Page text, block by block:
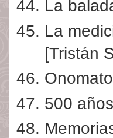
La
La
[Tristán
500